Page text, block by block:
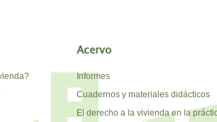
Acervo
Informes
Cuadernos y materiales didácticos
El derecho a la vivienda en la